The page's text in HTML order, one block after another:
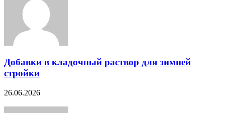
Добавки в кладочный раствор для зимней
стройки
26.06.2026